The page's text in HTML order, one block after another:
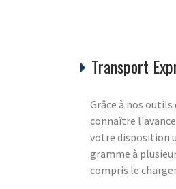
Transport
Grâce à nos outils
connaître
votre disposition
gramme à
compris le